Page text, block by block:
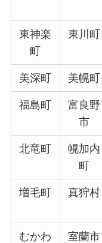
東神楽
町
東川町
美深町 美幌町
福島町
富良野
市
北竜町
幌加内
町
増毛町 真狩村
むかわ
室蘭市